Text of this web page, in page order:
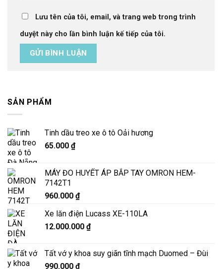
Lưu tên của tôi, email, và trang web trong trình
duyệt này cho lần bình luận kế tiếp của tôi.
SẢN PHẨM
Tinh dầu treo xe ô tô Oải hương
65.000 ₫
MÁY ĐO HUYẾT ÁP BẮP TAY OMRON HEM-
7142T1
960.000 ₫
Xe lăn điện Lucass XE-110LA
12.000.000 ₫
Tất vớ y khoa suy giãn tĩnh mạch Duomed – Đùi
990.000 ₫